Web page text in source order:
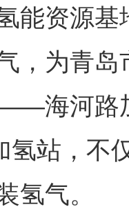
资源基
，为青
海河路
氢站，不
氢气。